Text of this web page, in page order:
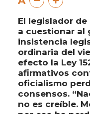
El legislador
a cuestionar al
insistencia
ordinaria del
efecto la Ley
afirmativos
oficialismo
consensos.
no es creíble.